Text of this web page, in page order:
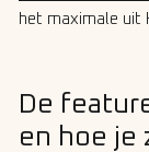
het maximale uit
De
en hoe je